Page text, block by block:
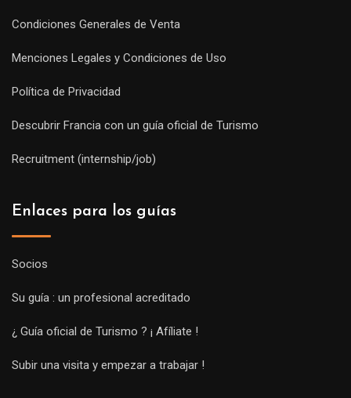
Condiciones Generales de Venta
Menciones Legales y Condiciones de Uso
Política de Privacidad
Descubrir Francia con un guía oficial de Turismo
Recruitment (internship/job)
Enlaces para los guías
Socios
Su guía : un profesional acreditado
¿ Guía oficial de Turismo ? ¡ Afíliate !
Subir una visita y empezar a trabajar !